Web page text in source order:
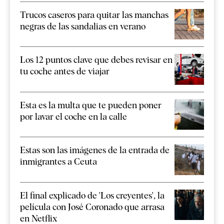
Trucos caseros para quitar las manchas
negras de las sandalias en verano
Los 12 puntos clave que debes revisar en
tu coche antes de viajar
Esta es la multa que te pueden poner
por lavar el coche en la calle
Estas son las imágenes de la entrada de
inmigrantes a Ceuta
El final explicado de 'Los creyentes', la
película con José Coronado que arrasa
en Netflix